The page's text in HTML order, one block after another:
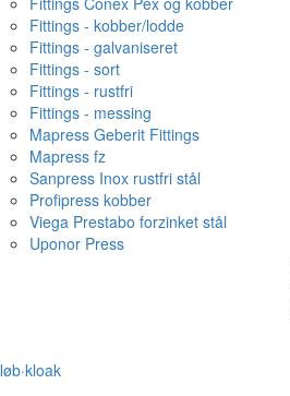
Fittings - kobber/lodde
Fittings - galvaniseret
Fittings - sort
Fittings - rustfri
Fittings - messing
Mapress Geberit Fittings
Mapress fz
Sanpress Inox rustfri stål
Profipress kobber
Viega Prestabo forzinket stål
Uponor Press